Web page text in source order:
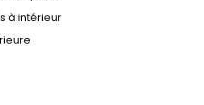
à intérieur